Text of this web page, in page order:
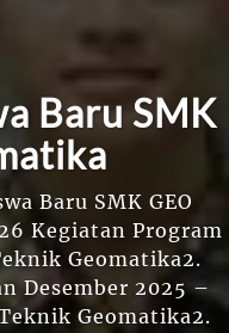
Baru SMK
Baru SMK GEO
Kegiatan Program
Geomatika2.
Desember 2025 –
Geomatika2.